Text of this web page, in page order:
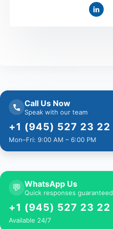
Call Us Now
Speak with our team
+1 (945) 527 23 22
Mon–Fri: 9:00 AM – 6:00 PM
💬 WhatsApp Us
Quick responses guaranteed
+1 (945) 527 23 22
Available 24/7